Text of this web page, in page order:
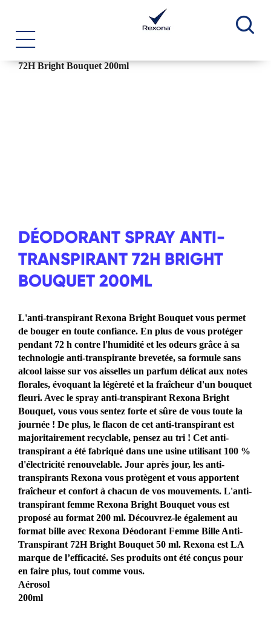
DÉODORANT SPRAY ANTI-
TRANSPIRANT 72H BRIGHT
BOUQUET 200ML
évaluation
soumise
pour
ce
product
L'anti-transpirant Rexona Bright Bouquet vous permet
de bouger en toute confiance. En plus de vous protéger
pendant 72 h contre l'humidité et les odeurs grâce à sa
technologie anti-transpirante brevetée, sa formule sans
alcool laisse sur vos aisselles un parfum délicat aux notes
florales, évoquant la légèreté et la fraîcheur d'un bouquet
fleuri. Avec le spray anti-transpirant Rexona Bright
Bouquet, vous vous sentez forte et sûre de vous toute la
journée ! De plus, le flacon de cet anti-transpirant est
majoritairement recyclable, pensez au tri ! Cet anti-
transpirant a été fabriqué dans une usine utilisant 100 %
d'électricité renouvelable. Jour après jour, les anti-
transpirants Rexona vous protègent et vous apportent
fraîcheur et confort à chacun de vos mouvements. L'anti-
transpirant femme Rexona Bright Bouquet vous est
proposé au format 200 ml. Découvrez-le également au
format bille avec Rexona Déodorant Femme Bille Anti-
Transpirant 72H Bright Bouquet 50 ml. Rexona est LA
marque de l’efficacité. Ses produits ont été conçus pour
en faire plus, tout comme vous.
Aérosol